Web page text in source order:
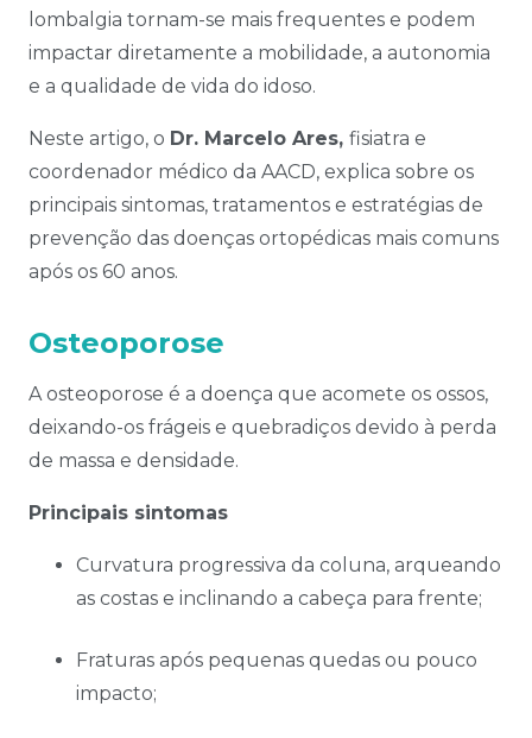
lombalgia tornam-se mais frequentes e podem
impactar diretamente a mobilidade, a autonomia
e a qualidade de vida do idoso.
Neste artigo, o Dr. Marcelo Ares, fisiatra e
coordenador médico da AACD, explica sobre os
principais sintomas, tratamentos e estratégias de
prevenção das doenças ortopédicas mais comuns
após os 60 anos.
Osteoporose
A osteoporose é a doença que acomete os ossos,
deixando-os frágeis e quebradiços devido à perda
de massa e densidade.
Principais sintomas
Curvatura progressiva da coluna, arqueando
as costas e inclinando a cabeça para frente;
Fraturas após pequenas quedas ou pouco
impacto;